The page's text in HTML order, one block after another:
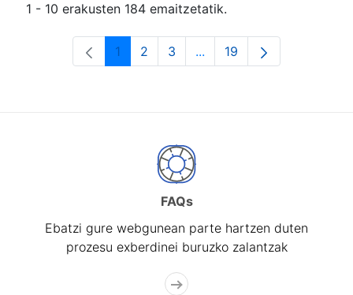
1 - 10 erakusten 184 emaitzetatik.
Orrialdea
1 Orrialdea
2 Orrialdea
3 ...Intermediate Pages Use
Orrialdea
19
FAQs
Ebatzi gure webgunean parte hartzen duten
prozesu exberdinei buruzko zalantzak